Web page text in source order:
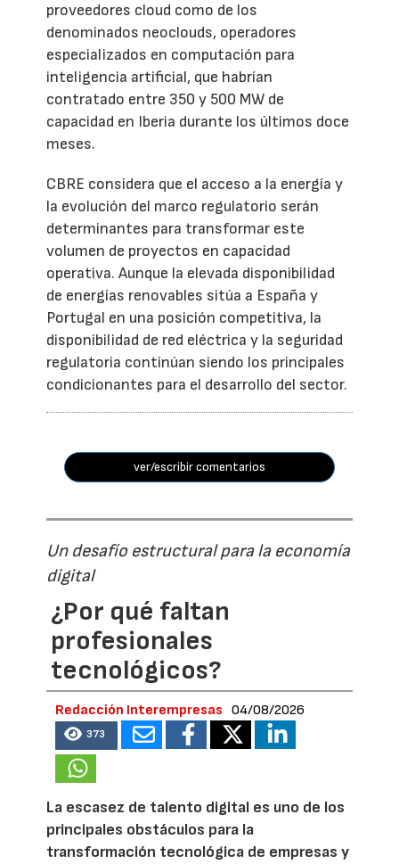
proveedores cloud como de los
denominados neoclouds, operadores
especializados en computación para
inteligencia artificial, que habrían
contratado entre 350 y 500 MW de
capacidad en Iberia durante los últimos doce
meses.
CBRE considera que el acceso a la energía y
la evolución del marco regulatorio serán
determinantes para transformar este
volumen de proyectos en capacidad
operativa. Aunque la elevada disponibilidad
de energías renovables sitúa a España y
Portugal en una posición competitiva, la
disponibilidad de red eléctrica y la seguridad
regulatoria continúan siendo los principales
condicionantes para el desarrollo del sector.
ver/escribir comentarios
Un desafío estructural para la economía
digital
¿Por qué faltan
profesionales
tecnológicos?
Redacción Interempresas 04/08/2026
373
La escasez de talento digital es uno de los
principales obstáculos para la
transformación tecnológica de empresas y